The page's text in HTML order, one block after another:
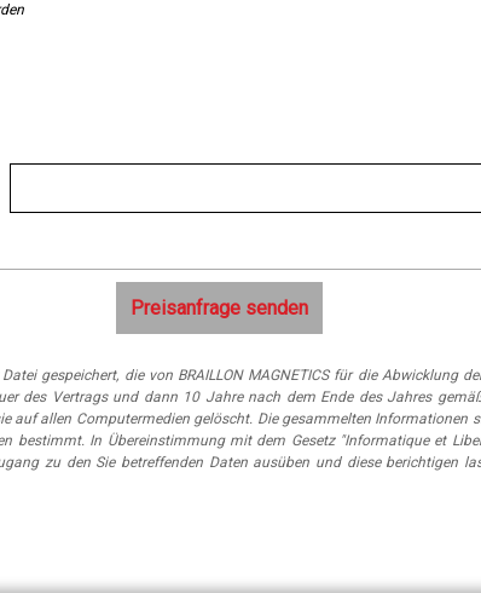
gespeichert, die von BRAILLON MAGNETICS für die Abwicklung
des Vertrags und dann 10 Jahre nach dem Ende des Jahres
auf allen Computermedien gelöscht. Die gesammelten Informationen
bestimmt. In Übereinstimmung mit dem Gesetz "Informatique et
zu den Sie betreffenden Daten ausüben und diese berichtigen